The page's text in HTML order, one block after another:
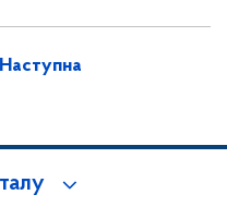
Наступна